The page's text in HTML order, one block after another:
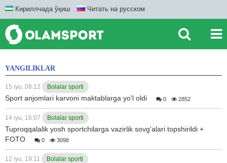
Кириллчада ўқиш Читать на русском
YANGILIKLAR
15 iyu, 08:12 Bolalar sporti
Sport anjomlari karvoni maktablarga yo'l oldi 0 2852
14 iyu, 16:07 Bolalar sporti
Tuproqqalalik yosh sportchilarga vazirlik sovg'alari topshirildi +
FOTO
0 3098
12 iyu, 19:11 Bolalar sporti